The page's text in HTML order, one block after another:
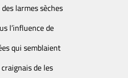
larmes sèches
l’influence de
qui semblaient
de les